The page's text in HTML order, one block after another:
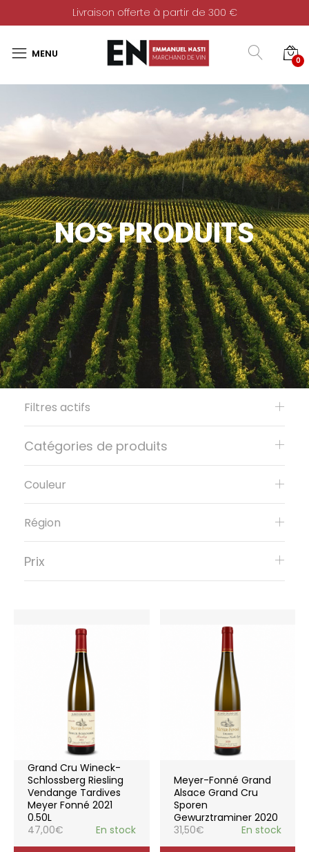
Livraison offerte à partir de 300 €
0
NOS PRODUITS
Grand Cru Wineck-
Schlossberg Riesling
Vendange Tardives
Meyer Fonné 2021
0.50L
47,00€ En stock
Meyer-Fonné Grand
Alsace Grand Cru
Sporen
Gewurztraminer 2020
31,50€ En stock
Filtres actifs
Catégories de produits
Couleur
Région
Prix